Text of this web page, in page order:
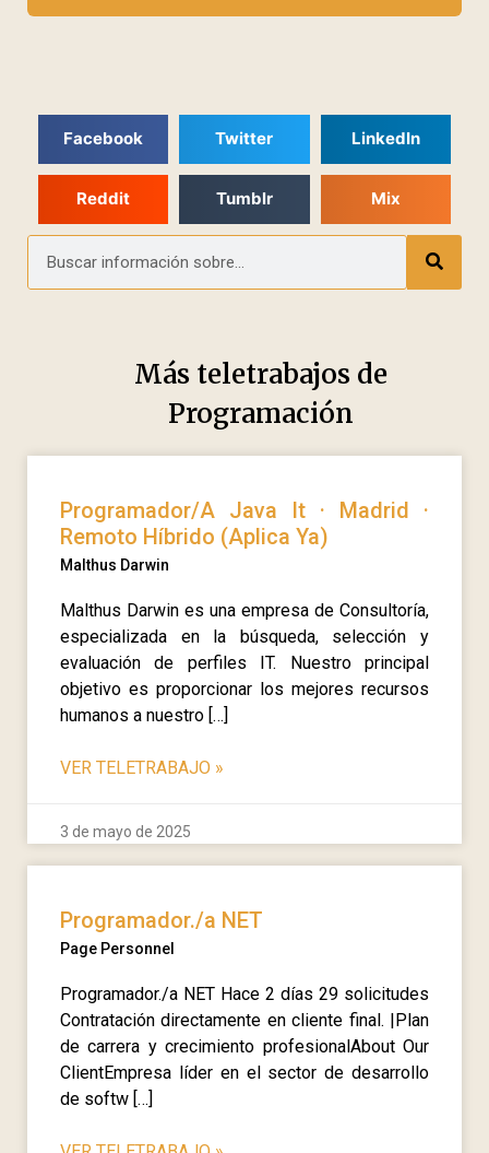
Facebook Twitter LinkedIn
Reddit Tumblr Mix
Más teletrabajos de
Programación
Programador/A Java It · Madrid ·
Remoto Híbrido (Aplica Ya)
Malthus Darwin
Malthus Darwin es una empresa de Consultoría,
especializada en la búsqueda, selección y
evaluación de perfiles IT. Nuestro principal
objetivo es proporcionar los mejores recursos
humanos a nuestro […]
VER TELETRABAJO »
3 de mayo de 2025
Programador./a NET
Page Personnel
Programador./a NET Hace 2 días 29 solicitudes
Contratación directamente en cliente final. |Plan
de carrera y crecimiento profesionalAbout Our
ClientEmpresa líder en el sector de desarrollo
de softw […]